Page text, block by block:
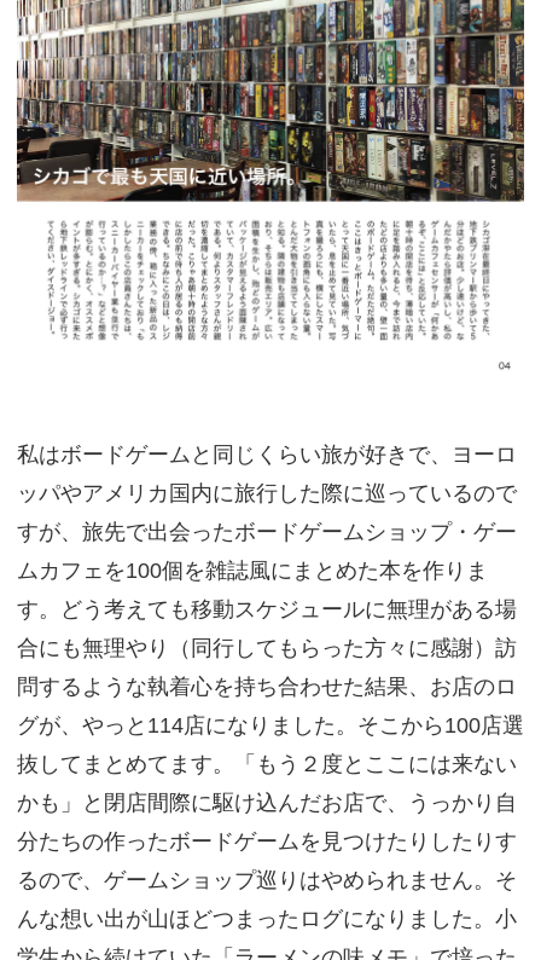
私はボードゲームと同じくらい旅が好きで、ヨーロ
ッパやアメリカ国内に旅行した際に巡っているので
すが、旅先で出会ったボードゲームショップ・ゲー
ムカフェを100個を雑誌風にまとめた本を作りま
す。どう考えても移動スケジュールに無理がある場
合にも無理やり（同行してもらった方々に感謝）訪
問するような執着心を持ち合わせた結果、お店のロ
グが、やっと114店になりました。そこから100店選
抜してまとめてます。「もう２度とここには来ない
かも」と閉店間際に駆け込んだお店で、うっかり自
分たちの作ったボードゲームを見つけたりしたりす
るので、ゲームショップ巡りはやめられません。そ
んな想い出が山ほどつまったログになりました。小